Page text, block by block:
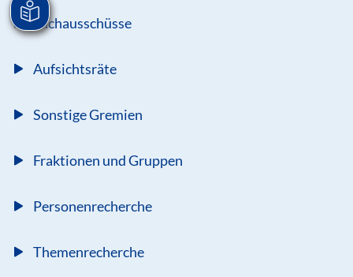
Fachausschüsse
Aufsichtsräte
Sonstige Gremien
Fraktionen und Gruppen
Personenrecherche
Themenrecherche